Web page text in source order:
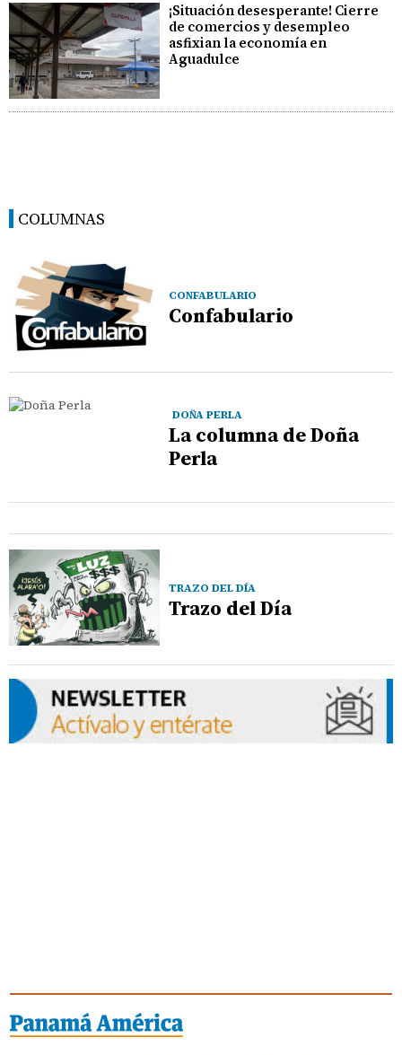
¡Situación desesperante! Cierre
de comercios y desempleo
asfixian la economía en
Aguadulce
COLUMNAS
CONFABULARIO
Confabulario
DOÑA PERLA
La columna de Doña
Perla
TRAZO DEL DÍA
Trazo del Día